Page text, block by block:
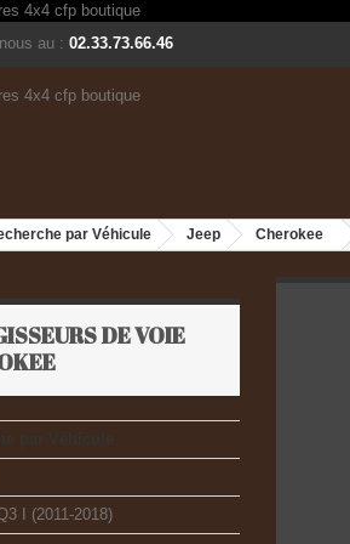
au : 02.33.73.66.46
par Véhicule Jeep Cherokee
DE VOIE
par Véhicule
I (2011-2018)